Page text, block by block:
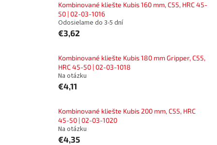
Kombinované kliešte Kubis 160 mm, C55, HRC 45-
50 | 02-03-1016
Odosielame do 3-5 dní
€3,62
Kombinované kliešte Kubis 180 mm Gripper, C55,
HRC 45-50 | 02-03-1018
Na otázku
€4,11
Kombinované kliešte Kubis 200 mm, C55, HRC
45-50 | 02-03-1020
Na otázku
€4,35